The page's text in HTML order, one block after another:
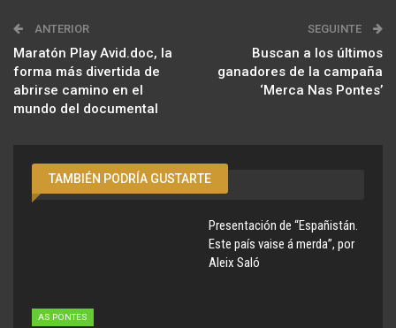
ANTERIOR
Maratón Play Avid.doc, la
forma más divertida de
abrirse camino en el
mundo del documental
SEGUINTE
Buscan a los últimos
ganadores de la campaña
‘Merca Nas Pontes’
TAMBIÉN PODRÍA GUSTARTE
AS PONTES
Presentación de “Españistán.
Este país vaise á merda”, por
Aleix Saló